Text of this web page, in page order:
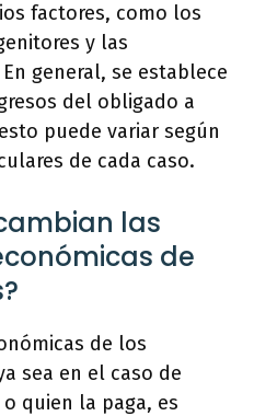
factores, como los
y las
general, se establece
del obligado a
puede variar según
de cada caso.
las
de
de los
sea en el caso de
quien la paga, es